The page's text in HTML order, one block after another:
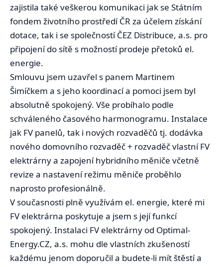
zajistila také veškerou komunikaci jak se Státním
fondem životního prostředí ČR za účelem získání
dotace, tak i se společností ČEZ Distribuce, a.s. pro
připojení do sítě s možností prodeje přetoků el.
energie.
Smlouvu jsem uzavřel s panem Martinem
Šimíčkem a s jeho koordinací a pomoci jsem byl
absolutně spokojený. Vše probíhalo podle
schváleného časového harmonogramu. Instalace
jak FV panelů, tak i nových rozvaděčů tj. dodávka
nového domovního rozvaděč + rozvaděč vlastní FV
elektrárny a zapojení hybridního měniče včetně
revize a nastavení režimu měniče proběhlo
naprosto profesionálně.
V současnosti plně využívám el. energie, které mi
FV elektrárna poskytuje a jsem s její funkcí
spokojený. Instalaci FV elektrárny od Optimal-
Energy.CZ, a.s. mohu dle vlastních zkušeností
každému jenom doporučil a budete-li mít štěstí a